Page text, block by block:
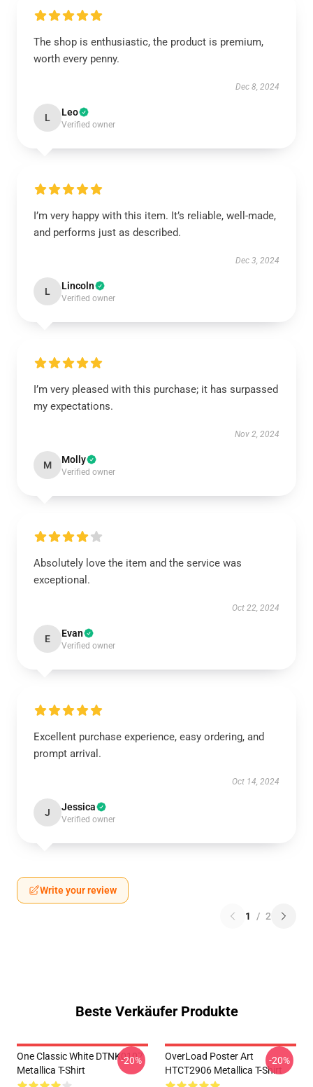
The shop is enthusiastic, the product is premium,
worth every penny.
Dec 8, 2024
L Leo
Verified owner
I’m very happy with this item. It’s reliable, well-made,
and performs just as described.
Dec 3, 2024
L Lincoln
Verified owner
I’m very pleased with this purchase; it has surpassed
my expectations.
Nov 2, 2024
M Molly
Verified owner
Absolutely love the item and the service was
exceptional.
Oct 22, 2024
E Evan
Verified owner
Excellent purchase experience, easy ordering, and
prompt arrival.
Oct 14, 2024
J Jessica
Verified owner
Write your review
1 / 2
Beste Verkäufer Produkte
One Classic White DTNK0107
Metallica T-Shirt
-20%
OverLoad Poster Art
HTCT2906 Metallica T-Shirt
-20%